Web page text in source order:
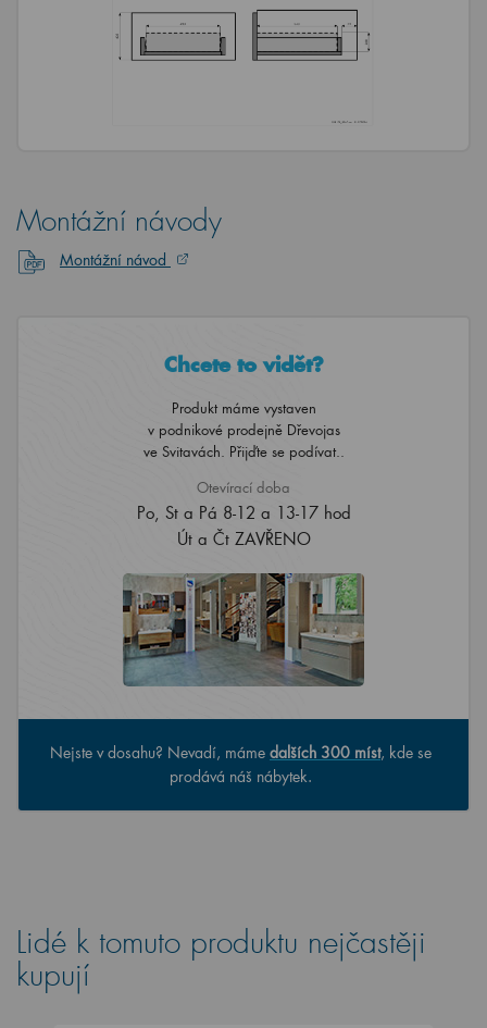
Montážní návody
Montážní návod
Chcete to vidět?
Produkt máme vystaven
v podnikové prodejně Dřevojas
ve Svitavách. Přijďte se podívat..
Otevírací doba
Po, St a Pá 8-12 a 13-17 hod
Út a Čt ZAVŘENO
Nejste v dosahu? Nevadí, máme dalších 300 míst, kde se
prodává náš nábytek.
Lidé k tomuto produktu nejčastěji
kupují